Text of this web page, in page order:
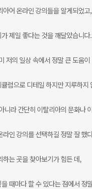
어 온라인 강의들을 알게되었고,
제일 좋다는 것을 깨달았습니다.
저의 일상 속에서 정말 큰 도움
럼으로 디테일 하지만 지루하
니라 간단히 이탈리아의 문화나
인 강의를 선택하길 정말 잘 했
는 곳을 찾아보기가 힘든 데,
때마다 할 수 있다는 점에서 정